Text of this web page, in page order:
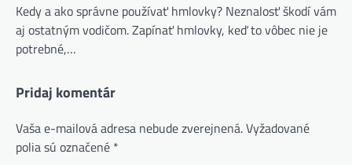
Kedy a ako správne používať hmlovky? Neznalosť škodí vám
aj ostatným vodičom. Zapínať hmlovky, keď to vôbec nie je
potrebné,…
Pridaj komentár
Vaša e-mailová adresa nebude zverejnená.Vyžadované
polia sú označené *